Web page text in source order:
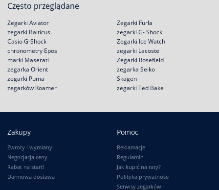
Często przeglądane
Zegarki Aviator
zegarki Balticus.
Casio G-Shock
chronometry Epos
Zegarki Furla
zegarki G- Shock
Zegarki Ice Watch
zegarki Lacoste
marki Maserati
zegarka Orient
zegarki Puma
zegarków Roamer
Zegarki Rosefield
zegarka Seiko
Skagen
zegarki Ted Bake
Zakupy
Zwroty i wymiany
Negocjacja ceny
Rabat na start!
Darmowa dostawa
Pomoc
Reklamacje
Regulamin
Jak kupić na raty?
Polityka prywatności
Serwisy zegarków